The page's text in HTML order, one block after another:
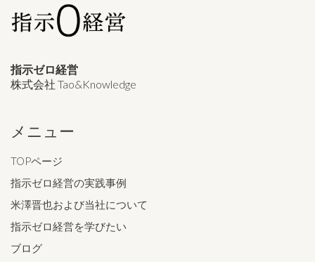
指示ゼロ経営
株式会社 Tao&Knowledge
メニュー
TOPページ
指示ゼロ経営の実践事例
米澤晋也および当社について
指示ゼロ経営を学びたい
ブログ